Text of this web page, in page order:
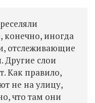
конечно, иногда
отслеживающие
Другие слои
Как правило,
не на улицу,
что там они